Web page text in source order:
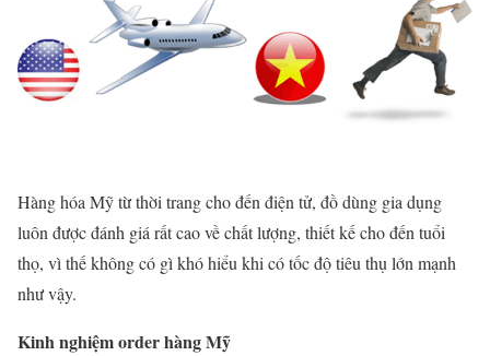
Hàng hóa Mỹ từ thời trang cho đến điện tử, đồ dùng gia dụng
luôn được đánh giá rất cao về chất lượng, thiết kế cho đến tuổi
thọ, vì thế không có gì khó hiểu khi có tốc độ tiêu thụ lớn mạnh
như vậy.
Kinh nghiệm order hàng Mỹ